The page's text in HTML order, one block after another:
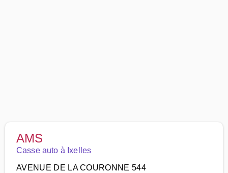
AMS
Casse auto à Ixelles
AVENUE DE LA COURONNE 544